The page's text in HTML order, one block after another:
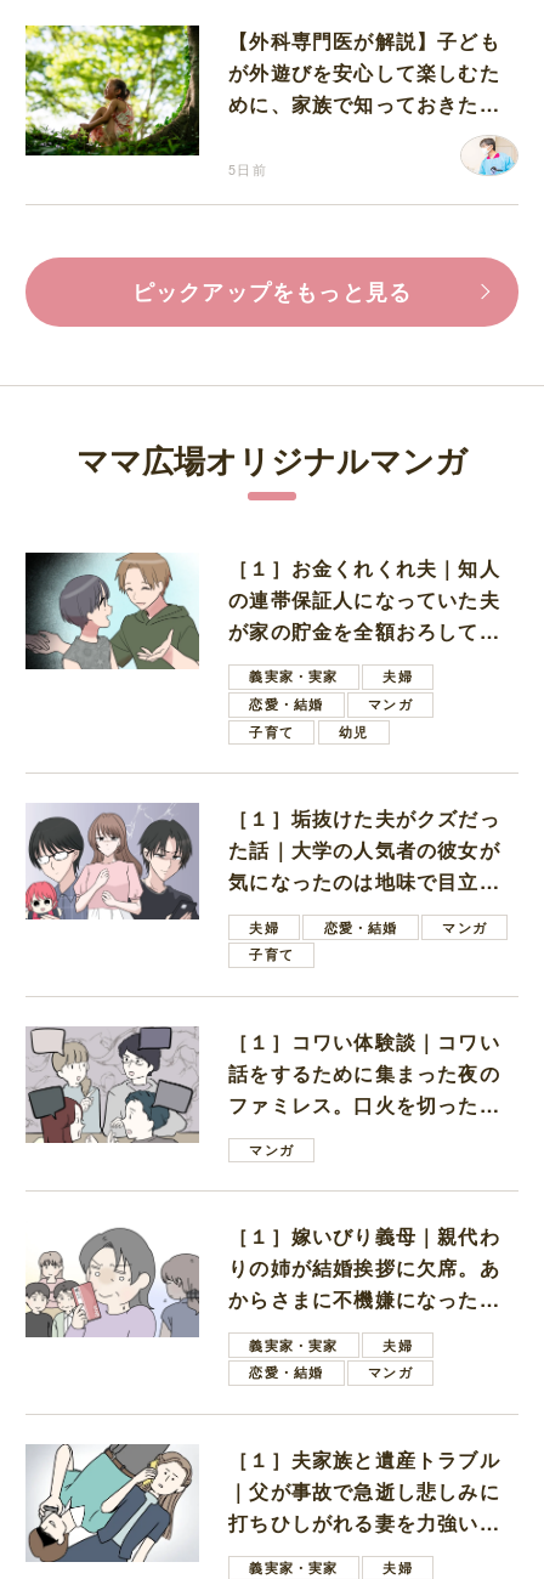
【外科専門医が解説】子ども
が外遊びを安心して楽しむた
めに、家族で知っておきたい
5日前
ピックアップをもっと見る
ママ広場オリジナルマンガ
［１］お金くれくれ夫｜知人
の連帯保証人になっていた夫
が家の貯金を全額おろしてほ
しいと言ってきた
義実家・実家
夫婦
恋愛・結婚
マンガ
子育て
幼児
［１］垢抜けた夫がクズだっ
た話｜大学の人気者の彼女が
気になったのは地味で目立た
ない男子学生
夫婦 恋愛・結婚
マンガ
子育て
［１］コワい体験談｜コワい
話をするために集まった夜の
ファミレス。口火を切ったの
は電車好きの男の子ママ
マンガ
［１］嫁いびり義母｜親代わ
りの姉が結婚挨拶に欠席。あ
からさまに不機嫌になった義
母義実家・実家
夫婦
恋愛・結婚
マンガ
［１］夫家族と遺産トラブル
｜父が事故で急逝し悲しみに
打ちひしがれる妻を力強い言
葉で励ます夫
義実家・実家
夫婦